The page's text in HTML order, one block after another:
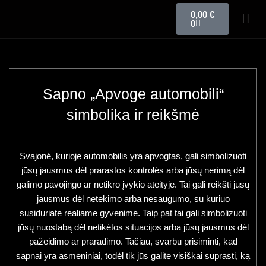
0,00 €
0
Sapno „Apvoge automobili“
simbolika ir reikšmė
Svajonė, kurioje automobilis yra apvogtas, gali simbolizuoti
jūsų jausmus dėl prarastos kontrolės arba jūsų nerimą dėl
galimo pavojingo ar netikro įvykio ateityje. Tai gali reikšti jūsų
jausmus dėl netekimo arba nesaugumo, su kuriuo
susiduriate realiame gyvenime. Taip pat tai gali simbolizuoti
jūsų nuostabą dėl netikėtos situacijos arba jūsų jausmus dėl
pažeidimo ar praradimo. Tačiau, svarbu prisiminti, kad
sapnai yra asmeniniai, todėl tik jūs galite visiškai suprasti, ką